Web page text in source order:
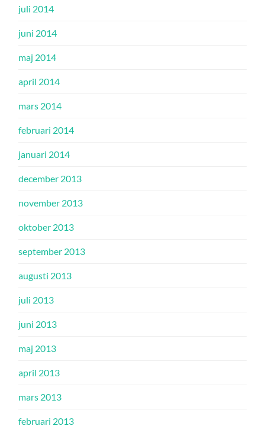
juli 2014
juni 2014
maj 2014
april 2014
mars 2014
februari 2014
januari 2014
december 2013
november 2013
oktober 2013
september 2013
augusti 2013
juli 2013
juni 2013
maj 2013
april 2013
mars 2013
februari 2013